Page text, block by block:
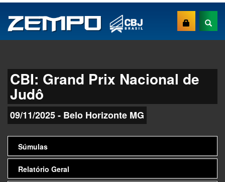
CBI: Grand Prix Nacional de
Judô
09/11/2025 - Belo Horizonte MG
Súmulas
Relatório Geral